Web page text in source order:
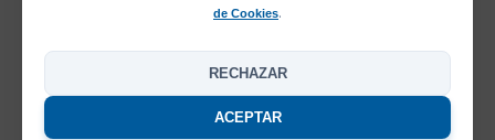
de Cookies.
RECHAZAR
ACEPTAR
Ref. M8072